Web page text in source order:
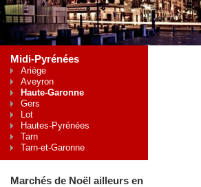
Midi-Pyrénées
Ariège
Aveyron
Haute-Garonne
Gers
Lot
Hautes-Pyrénées
Tarn
Tarn-et-Garonne
Marchés de Noël ailleurs en